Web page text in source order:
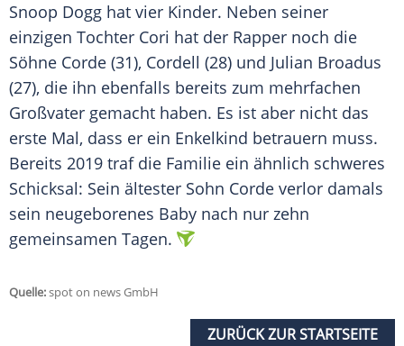
Snoop Dogg hat vier Kinder. Neben seiner
einzigen Tochter Cori hat der Rapper noch die
Söhne Corde (31), Cordell (28) und Julian Broadus
(27), die ihn ebenfalls bereits zum mehrfachen
Großvater gemacht haben. Es ist aber nicht das
erste Mal, dass er ein Enkelkind betrauern muss.
Bereits 2019 traf die Familie ein ähnlich schweres
Schicksal: Sein ältester Sohn Corde verlor damals
sein neugeborenes Baby nach nur zehn
gemeinsamen Tagen.
Quelle:spot on news GmbH
ZURÜCK ZUR STARTSEITE